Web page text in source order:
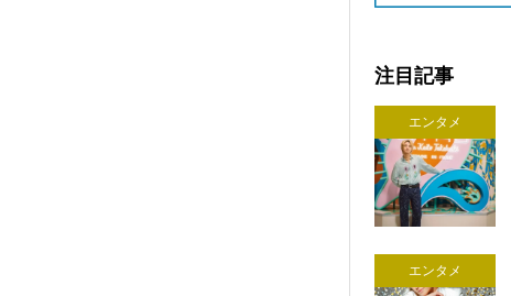
注目記事
エンタメ
エンタメ